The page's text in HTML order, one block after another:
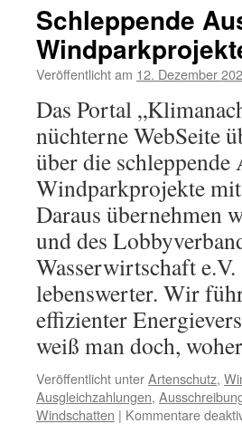
Schleppende
Veröffentlicht am 12. Dezember
Das Portal
nüchterne WebSeite
über die
Windparkprojekte
Daraus übernehmen
und des
Wasserwirtschaft
lebenswerter. Wir
effizienter
weiß man doch,
Veröffentlicht unterArtenschutz,
Ausgleichzahlungen,
Windschatten | Kommentare